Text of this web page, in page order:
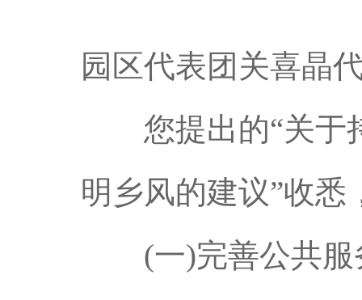
园区代表团关喜晶
您提出的“关于
明乡风的建议”收悉
(一)完善公共服